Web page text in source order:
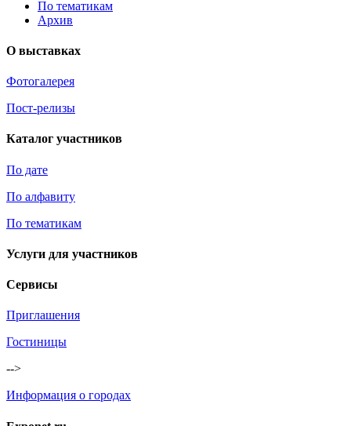
По тематикам
Архив
О выставках
Фотогалерея
Пост-релизы
Каталог участников
По дате
По алфавиту
По тематикам
Услуги для участников
Сервисы
Приглашения
Гостиницы
-->
Информация о городах